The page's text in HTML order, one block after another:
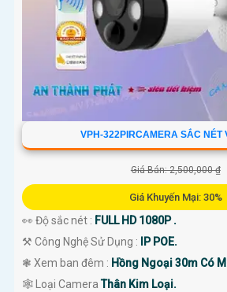
VPH-322PIRCAMERA SẮC NÉT
Giá Bán: 2,500,000 ₫
Giá Khuyến Mại: 30%
👀 Độ sắc nét : FULL HD 1080P .
⚒ Công Nghệ Sử Dụng :
IP POE.
❃ Xem ban đêm : Hồng Ngoại 30m Có
🕸️ Loại CameraThân Kim Loại.